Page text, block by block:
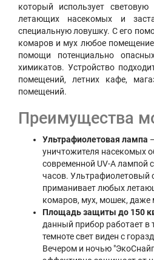
который использует световую
летающих насекомых и
специальную ловушку. С его
комаров и мух любое
помощи потенциально
химикатов. Устройство
помещений, летних кафе,
помещений.
Преимущества
Ультрафиолетовая лампа
уничтожителя насекомых
современной UV-A лампой
часов. Ультрафиолетовый
приманивает любых
комаров, мух, мошек, даже
Площадь защиты до 150
данный прибор работает в
темноте свет виден с
Вечером и ночью